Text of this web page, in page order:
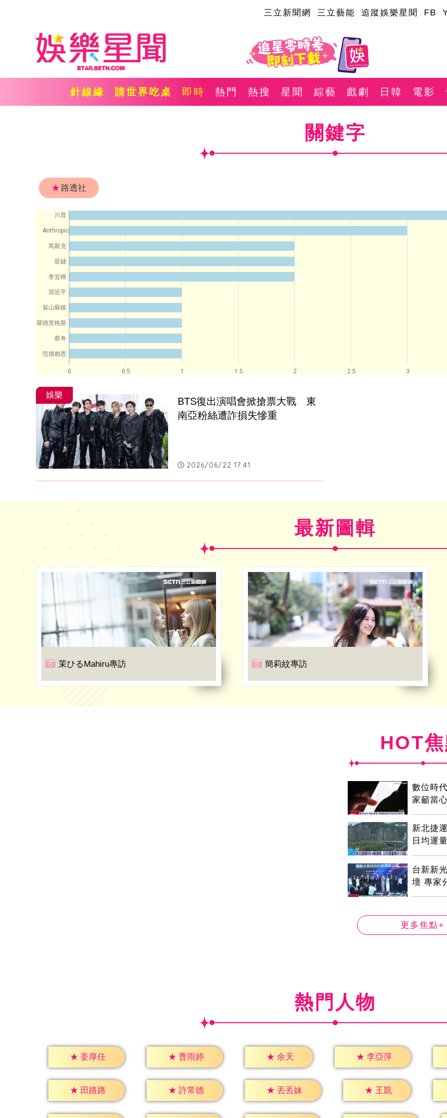
三立新聞網 三立藝能 追蹤娛樂星聞 FB
針線緣 請世界吃桌 即時 熱門 熱搜 星聞 綜藝 戲劇 日韓 電影
關鍵字
★ 路透社
0 0.5 1 1.5 2 2.5 3
川普
Anthropic
馬斯克
星鏈
李宜樺
習近平
翁山蘇姬
羅德里格斯
蔡奇
范德賴恩
娛樂
BTS復出演唱會掀搶票大戰　東
南亞粉絲遭詐損失慘重
2026/06/22 17:41
最新圖輯
茉ひるMahiru專訪 簡莉紋專訪
HOT
數位時
家籲當
新北捷
日均運
台新新
壇 專家
更多焦點+
熱門人物
★ 姜厚任 ★ 曹雨婷 ★ 余天 ★ 李亞萍
★ 田路路 ★ 許常德 ★ 丟丟妹 ★ 王凱